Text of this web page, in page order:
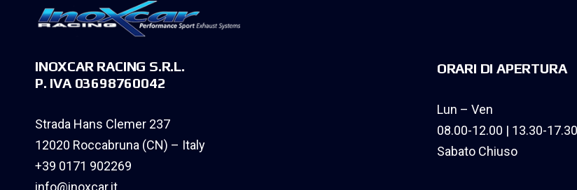
INOXCAR RACING S.R.L.
P. IVA 03698760042
Strada Hans Clemer 237
12020 Roccabruna (CN) – Italy
+39 0171 902269
info@inoxcar.it
ORARI DI APERTURA
Lun – Ven
08.00-12.00 | 13.30-17.30
Sabato Chiuso